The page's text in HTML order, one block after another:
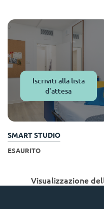
Iscriviti alla lista
d'attesa
SMART STUDIO
ESAURITO
Visualizzazione